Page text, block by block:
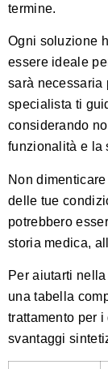
termine.
Ogni soluzione
essere ideale
sarà necessaria
specialista ti
considerando
funzionalità e la
Non
delle tue
potrebbero
storia medica,
Per aiutarti
una tabella
trattamento per
svantaggi